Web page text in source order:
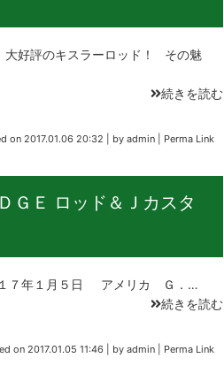
好評のキスラーロッド！ その魅
続きを読む
on 2017.01.06 20:32 by admin Perma Link
Ｅ ロッド＆Ｊカスタ
７年１月５日 アメリカ Ｇ．…
続きを読む
on 2017.01.05 11:46 by admin Perma Link